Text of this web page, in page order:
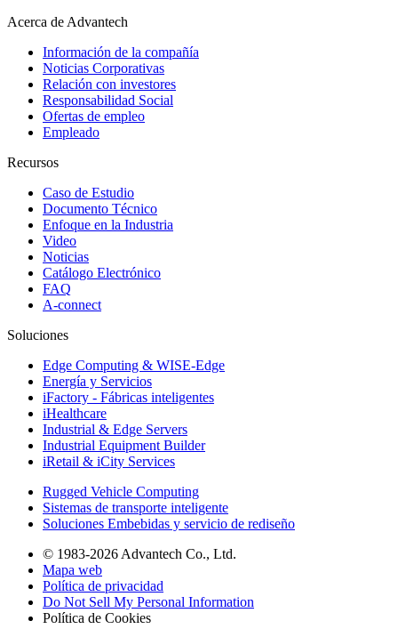
Acerca de Advantech
Información de la compañía
Noticias Corporativas
Relación con investores
Responsabilidad Social
Ofertas de empleo
Empleado
Recursos
Caso de Estudio
Documento Técnico
Enfoque en la Industria
Video
Noticias
Catálogo Electrónico
FAQ
A-connect
Soluciones
Edge Computing & WISE-Edge
Energía y Servicios
iFactory - Fábricas inteligentes
iHealthcare
Industrial & Edge Servers
Industrial Equipment Builder
iRetail & iCity Services
Rugged Vehicle Computing
Sistemas de transporte inteligente
Soluciones Embebidas y servicio de rediseño
© 1983-2026 Advantech Co., Ltd.
Mapa web
Política de privacidad
Do Not Sell My Personal Information
Política de Cookies